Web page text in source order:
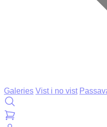
Galeries Vist i no vist